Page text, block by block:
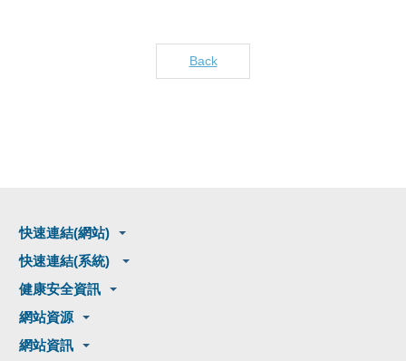
Back
快速連結(網站)
快速連結(系統)
健康安全資訊
網站資源
網站資訊